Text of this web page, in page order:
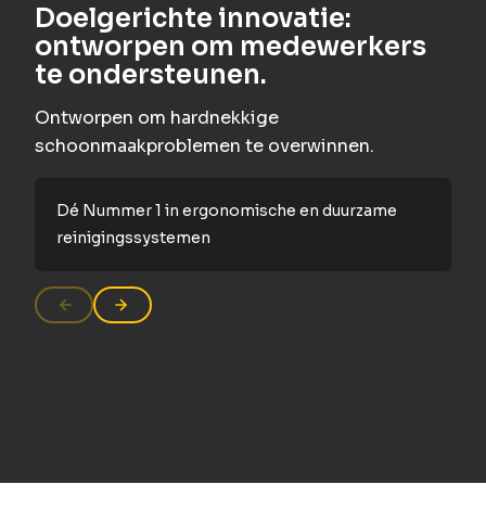
Doelgerichte innovatie:
ontworpen om medewerkers
te ondersteunen.
Ontworpen om hardnekkige
schoonmaakproblemen te overwinnen.
Dé Nummer 1 in ergonomische en duurzame
reinigingssystemen